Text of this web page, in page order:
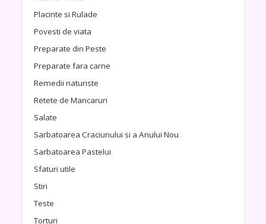
Placinte si Rulade
Povesti de viata
Preparate din Peste
Preparate fara carne
Remedii naturiste
Retete de Mancaruri
Salate
Sarbatoarea Craciunului si a Anului Nou
Sarbatoarea Pastelui
Sfaturi utile
Stiri
Teste
Torturi